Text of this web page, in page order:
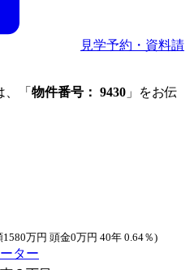
見学予約・資料請
「 物件番号： 9430 」をお伝
万円 頭金0万円 40年 0.64％)
ター